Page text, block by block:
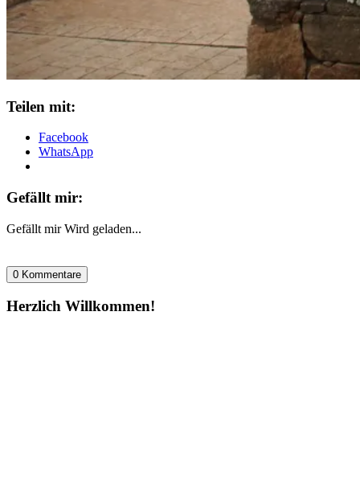
Teilen mit:
Facebook
WhatsApp
Gefällt mir:
Gefällt mir Wird geladen...
0 Kommentare
Herzlich Willkommen!